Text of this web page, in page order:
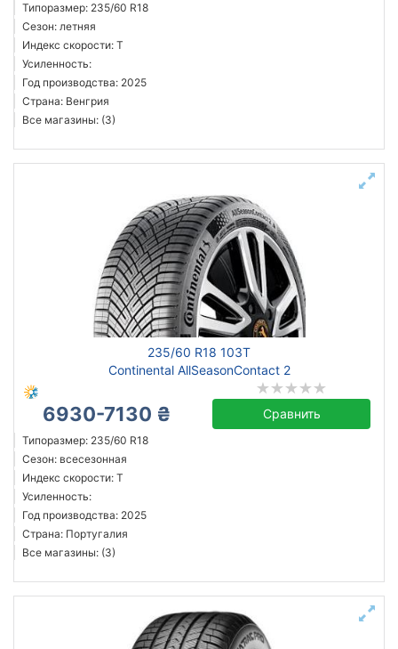
Типоразмер: 235/60 R18
Сезон: летняя
Индекс скорости: T
Усиленность:
Год производства: 2025
Страна: Венгрия
Все магазины: (3)
235/60 R18 103T
Continental AllSeasonContact 2
6930-7130 ₴ Сравнить
Типоразмер: 235/60 R18
Сезон: всесезонная
Индекс скорости: T
Усиленность:
Год производства: 2025
Страна: Португалия
Все магазины: (3)